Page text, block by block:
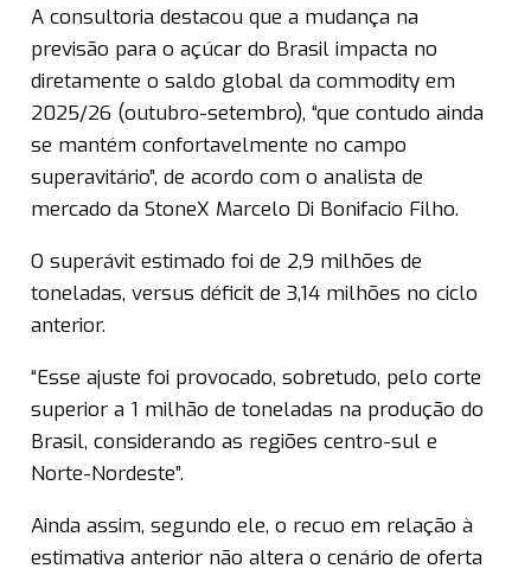
A consultoria destacou que a mudança na
previsão para o açúcar do Brasil impacta no
diretamente o saldo global da commodity em
2025/26 (outubro-setembro), “que contudo ainda
se mantém confortavelmente no campo
superavitário”, de acordo com o analista de
mercado da StoneX Marcelo Di Bonifacio Filho.
O superávit estimado foi de 2,9 milhões de
toneladas, versus déficit de 3,14 milhões no ciclo
anterior.
“Esse ajuste foi provocado, sobretudo, pelo corte
superior a 1 milhão de toneladas na produção do
Brasil, considerando as regiões centro-sul e
Norte-Nordeste”.
Ainda assim, segundo ele, o recuo em relação à
estimativa anterior não altera o cenário de oferta